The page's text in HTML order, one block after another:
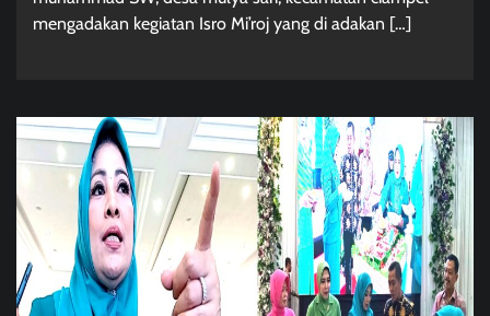
mengadakan kegiatan Isro Mi’roj yang di adakan […]